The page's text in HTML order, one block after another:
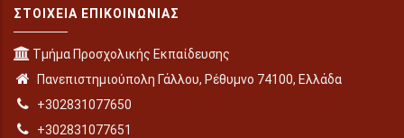
ΣΤΟΙΧΕΊΑ ΕΠΙΚΟΙΝΩΝΊΑΣ
Τμήμα Προσχολικής Εκπαίδευσης
Πανεπιστημιούπολη Γάλλου, Ρέθυμνο 74100, Ελλάδα
+302831077650
+302831077651